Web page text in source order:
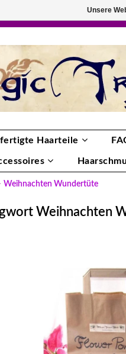
HAARTEILE, DEINE FARBE
Haarteile
Weihnachten Wundertüte
Weihnachten
Unsere